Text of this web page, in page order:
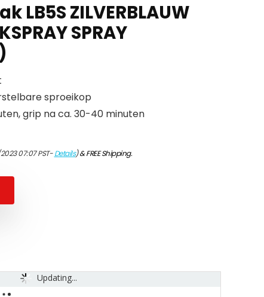
LB5S ZILVERBLAUW
SPRAY
sproeikop
grip na ca. 30-40 minuten
07:07 PST-Details)&FREE Shipping.
Updating...